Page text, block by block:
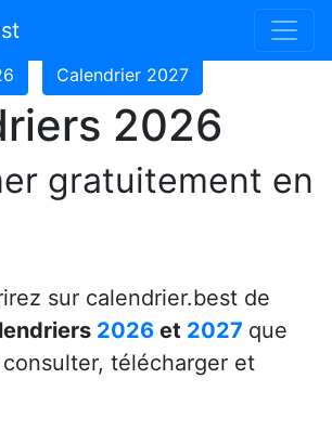
Calendrier 2027
2026
gratuitement en
sur calendrier.best de
2026 et 2027 que
télécharger et